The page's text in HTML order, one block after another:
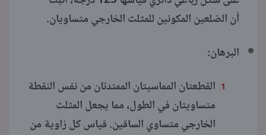
أن الضلعين المكونين للمثلث الخارجي متساويان.
البرهان:
القطعتان المماسيتان الممتدتان من نفس النقطة
متساويتان في الطول، مما يجعل المثلث
الخارجي متساوي الساقين. قياس كل زاوية من